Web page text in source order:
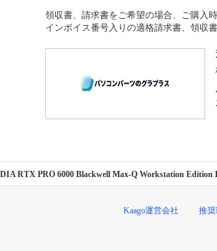
領収書、請求書をご希望の場合、ご購入
インボイス番号入りの適格請求書、領収
RTX PRO 6000 Blackwell Max-Q Workstation Edition
Kaago運営会社 推